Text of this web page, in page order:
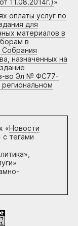
оплаты услуг по
для
материалов в
в
назначенных на
во Эл № ФС77-
«Новости
с тегами